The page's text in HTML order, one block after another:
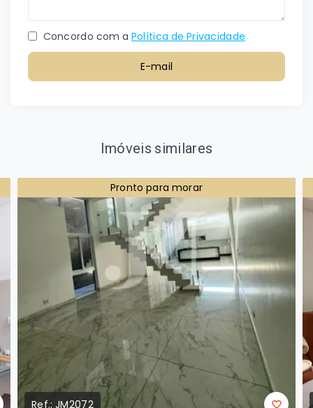
Concordo com a Política de Privacidade
E-mail
Imóveis similares
Pronto para morar
Ref.:JM2072